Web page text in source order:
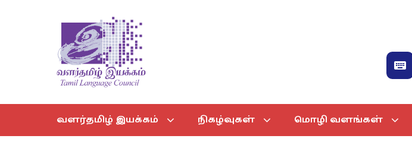
வளர்தமிழ் இயக்கம் நிகழ்வுகள் மொழி வளங்கள்